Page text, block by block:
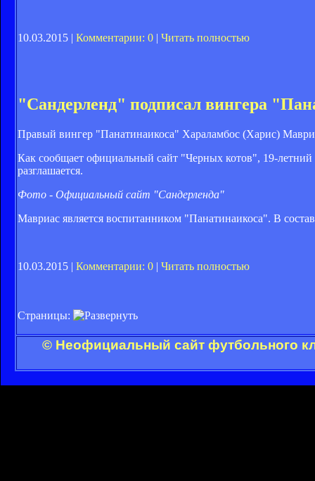
10.03.2015 | Комментарии: 0 | Читать полностью
"Сандерленд" подписал вингера
Правый вингер "Панатинаикоса" Хараламбос (Харис)
Как сообщает официальный сайт "Черных котов", 19-летний
разглашается.
Фото - Официальный сайт "Сандерленда"
Мавриас является воспитанником "Панатинаикоса". В
10.03.2015 | Комментарии: 0 | Читать полностью
Страницы:
© Неофициальный сайт футбольного